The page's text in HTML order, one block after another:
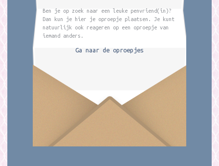
Ben je op zoek naar een leuke penvriend(in)?
Dan kun je hier je oproepje plaatsen. Je kunt
natuurlijk ook reageren op een oproepje van
iemand anders.
Ga naar de oproepjes